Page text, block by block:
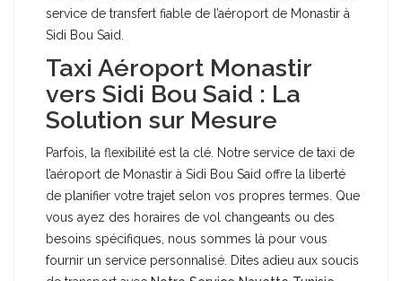
service de transfert fiable de l’aéroport de Monastir à
Sidi Bou Said.
Taxi Aéroport Monastir
vers Sidi Bou Said : La
Solution sur Mesure
Parfois, la flexibilité est la clé. Notre service de taxi de
l’aéroport de Monastir à Sidi Bou Said offre la liberté
de planifier votre trajet selon vos propres termes. Que
vous ayez des horaires de vol changeants ou des
besoins spécifiques, nous sommes là pour vous
fournir un service personnalisé. Dites adieu aux soucis